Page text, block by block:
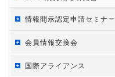
情報開示認定申請セミナー
会員情報交換会
国際アライアンス